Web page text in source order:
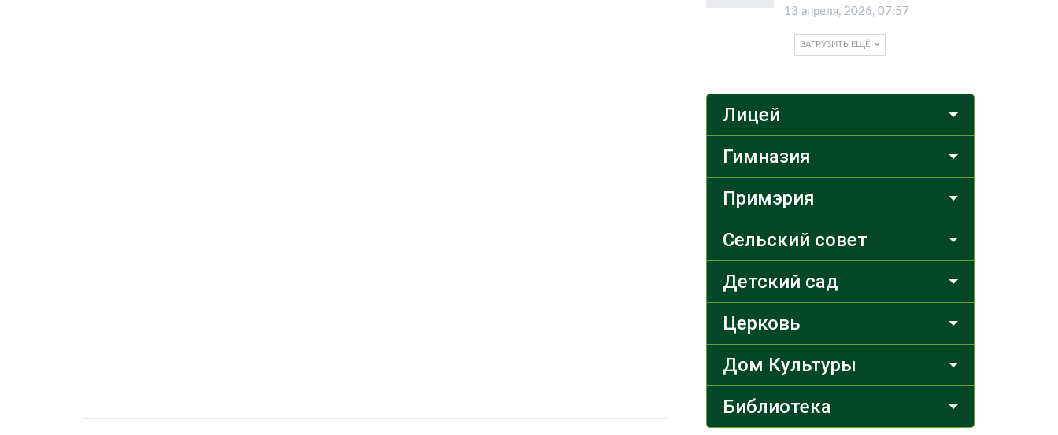
13 апреля, 2026, 07:57
ЗАГРУЗИТЬ ЕЩЁ
Лицей
Гимназия
Примэрия
Сельский совет
Детский сад
Церковь
Дом Культуры
Библиотека